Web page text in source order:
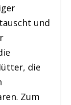
und
die
Zum